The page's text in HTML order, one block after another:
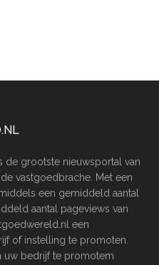
de grootste nieuwsportal van
vastgoedbrache. Met een
een gemiddeld aantal
aantal pageviews van
een
of instelling te promoten.
bedrijf te promotem